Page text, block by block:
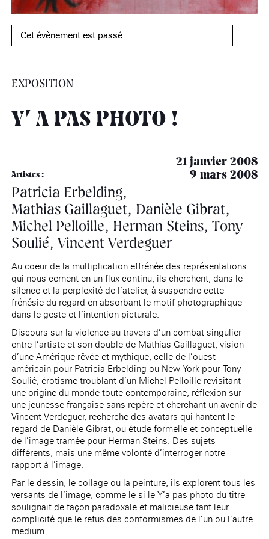
Cet évènement est passé
EXPOSITION
Y’ A PAS PHOTO !
21 janvier 2008
9 mars 2008
Artistes :
Patricia Erbelding,
Mathias Gaillaguet, Danièle Gibrat,
Michel Pelloille, Herman Steins, Tony
Soulié, Vincent Verdeguer
Au coeur de la multiplication effrénée des représentations
qui nous cernent en un flux continu, ils cherchent, dans le
silence et la perplexité de l’atelier, à suspendre cette
frénésie du regard en absorbant le motif photographique
dans le geste et l’intention picturale.
Discours sur la violence au travers d’un combat singulier
entre l’artiste et son double de Mathias Gaillaguet, vision
d’une Amérique rêvée et mythique, celle de l’ouest
américain pour Patricia Erbelding ou New York pour Tony
Soulié, érotisme troublant d’un Michel Pelloille revisitant
une origine du monde toute contemporaine, réflexion sur
une jeunesse française sans repère et cherchant un avenir de
Vincent Verdeguer, recherche des avatars qui hantent le
regard de Danièle Gibrat, ou étude formelle et conceptuelle
de l’image tramée pour Herman Steins. Des sujets
différents, mais une même volonté d’interroger notre
rapport à l’image.
Par le dessin, le collage ou la peinture, ils explorent tous les
versants de l’image, comme le si le Y’a pas photo du titre
soulignait de façon paradoxale et malicieuse tant leur
complicité que le refus des conformismes de l’un ou l’autre
medium.
âge, à laMaison nationale
des artistes(EHPAD) Accueil
Fondation
Rotonde Balzac de l’Hôtel
Salomon de Rothschild
Jardin public de l’Hôtel
Salomon de Rothschild